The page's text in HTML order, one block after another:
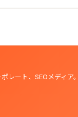
レート、SEOメディア